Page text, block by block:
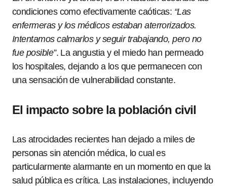
condiciones como efectivamente caóticas: “Las
enfermeras y los médicos estaban aterrorizados.
Intentamos calmarlos y seguir trabajando, pero no
fue posible”. La angustia y el miedo han permeado
los hospitales, dejando a los que permanecen con
una sensación de vulnerabilidad constante.
El impacto sobre la población civil
Las atrocidades recientes han dejado a miles de
personas sin atención médica, lo cual es
particularmente alarmante en un momento en que la
salud pública es crítica. Las instalaciones, incluyendo